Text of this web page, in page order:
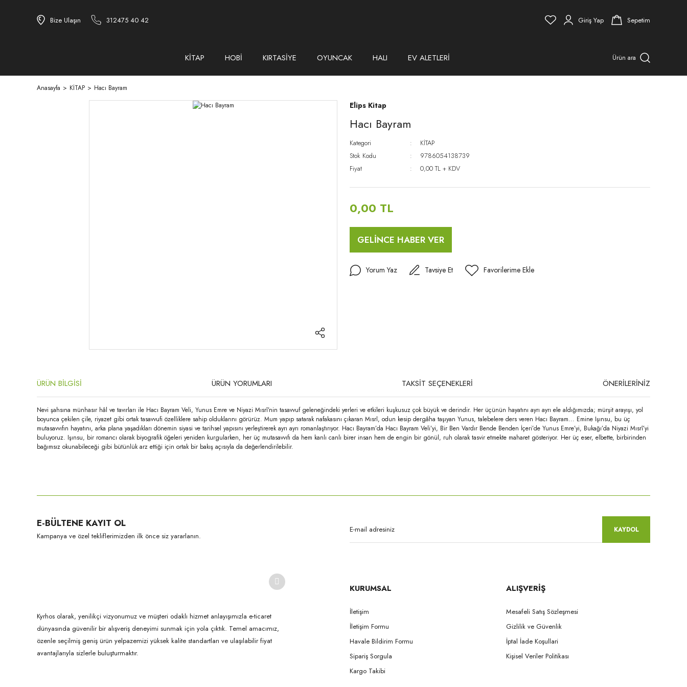
Bize Ulaşın 312475 40 42 Giriş Yap Sepetim
KİTAP HOBİ KIRTASİYE OYUNCAK HALI EV ALETLERİ Ürün ara
Anasayfa KİTAP Hacı Bayram
Elips Kitap
Hacı Bayram
Kategori
KİTAP
Stok Kodu
9786054138739
Fiyat
0,00 TL + KDV
0,00 TL
GELİNCE HABER VER
Yorum Yaz Tavsiye Et
ÜRÜN BİLGİSİ ÜRÜN YORUMLARI TAKSİT SEÇENEKLERİ ÖNERİLERİNİZ
Nevi şahsına münhasır hâl ve tavırları ile Hacı Bayram Veli, Yunus Emre ve Niyazi Mısrî’nin tasavvuf geleneğindeki yerleri ve etkileri kuşkusuz çok büyük ve derindir. Her üçünün hayatını ayrı ayrı ele aldığımızda; mürşit arayışı, yol
boyunca çekilen çile, riyazet gibi ortak tasavvufi özelliklere sahip olduklarını görürüz. Mum yapıp satarak nafakasını çıkaran Mısrî, odun kesip dergâha taşıyan Yunus, talebelere ders veren Hacı Bayram... Emine Işınsu, bu üç
mutasavvıfın hayatını, arka plana yaşadıkları dönemin siyasi ve tarihsel yapısını yerleştirerek ayrı ayrı romanlaştırıyor. Hacı Bayram’da Hacı Bayram Veli’yi, Bir Ben Vardır Bende Benden İçeri’de Yunus Emre’yi, Bukağı’da Niyazi Mısrî’yi
buluyoruz. Işınsu, bir romancı olarak biyografik öğeleri yeniden kurgularken, her üç mutasavvıfı da hem kanlı canlı birer insan hem de engin bir gönül, ruh olarak tasvir etmekte maharet gösteriyor. Her üç eser, elbette, birbirinden
bağımsız okunabileceği gibi bütünlük arz ettiği için ortak bir bakış açısıyla da değerlendirilebilir.
Ürün açıklamasında eksik bilgiler bulunuyor.
Ürün bilgilerinde hatalar bulunuyor.
E-BÜLTENE KAYIT OL
Kampanya ve özel tekliflerimizden ilk önce siz yararlanın.
KAYDOL
Kyrhos olarak, yenilikçi vizyonumuz ve müşteri odaklı hizmet anlayışımızla e-ticaret
dünyasında güvenilir bir alışveriş deneyimi sunmak için yola çıktık. Temel amacımız,
özenle seçilmiş geniş ürün yelpazemizi yüksek kalite standartları ve ulaşılabilir fiyat
avantajlarıyla sizlerle buluşturmaktır.
KURUMSAL
İletişim
İletişim Formu
Havale Bildirim Formu
Sipariş Sorgula
Kargo Takibi
ALIŞVERİŞ
Mesafeli Satış Sözleşmesi
Gizlilik ve Güvenlik
İptal İade Koşullari
Kişisel Veriler Politikası